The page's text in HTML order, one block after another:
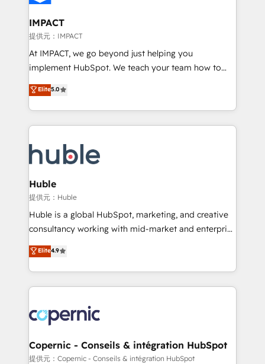
Click "Contact Business" ⬅️ to access 150+ Kickstart
Integration templates that put HubSpot in the center
of your tech stack, syncing... 🛍️ Shopify or
WooCommerce 💲 Stripe or Paypal 💰 Sage or
Netsuite 🤖 Google or Microsoft ✍️ DocuSign or
the rare Advanced "Custom Integrations"
Accreditation, securely sync data across... 🔄 any
new HubSpot portal with Advanced Website and
CRM Migrations using our in-house "HubScrub" Tool.
IMPACT
提供元：IMPACT
At IMPACT, we go beyond just helping you
implement HubSpot. We teach your team how to
master it. As the creators of the Endless Customers
System™ (the next evolution of They Ask, You
Answer), we’re the only HubSpot partner built
entirely around coaching and training. That means
skills, processes, and internal team you need to
attract the right buyers, close deals faster, and grow
without outside dependencies. You’ll learn how to: •
Set up, audit, and organize your HubSpot portal •
Get your sales team fully using HubSpot • Track
pipeline and revenue across the entire buyer journey
growth • Create content and videos that attract
buyers • Use AI to scale smarter Our coaching-led
lasts. So if you're ready to become the most trusted
voice in your market, let’s talk.
Elite5.0
Huble
提供元：Huble
Huble is a global HubSpot, marketing, and creative
consultancy working with mid-market and enterprise
businesses. We go beyond implementation, shaping
the strategy, processes, and teams that turn
HubSpot into a genuine growth engine. Named
HubSpot's Global Partner of the Year in 2024,
worldwide, and with over 15 years in the ecosystem,
Huble has built a track record that speaks for itself.
One company, one operating model, delivering
across offices and consulting teams in the UK, USA,
Elite4.9
Copernic - Conseils & intégration HubSpot
提供元：Copernic - Conseils & intégration HubSpot